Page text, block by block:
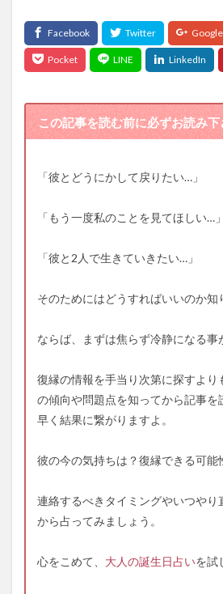
この記事を読む前に必ずお読み下
「彼とどうにかして戻りたい…」
「もう一度私のことを見てほしい…」
「彼と2人で生きていきたい…」
そのためにはどうすればいいのか知
ならば、まずは焦らず冷静になる事
復縁の情報を手当り次第に探すより
の傾向や問題点を知ってから記事を
早く結果に繋がりますよ。
彼の今の気持ちは？復縁できる可能
連絡するべきタイミングやいつやり
から占ってみましょう。
心をこめて、 大人の誕生日占いを試